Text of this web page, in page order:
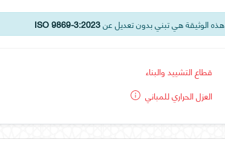
هذه الوثيقة هي تبني بدون تعديل عنISO 9869-3:2023
قطاع التشييد والبناء
العزل الحراري للمباني